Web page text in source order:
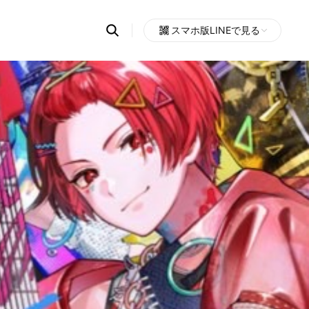
Search
OpenChats
messages
search
area
スマホ版LINEで見る